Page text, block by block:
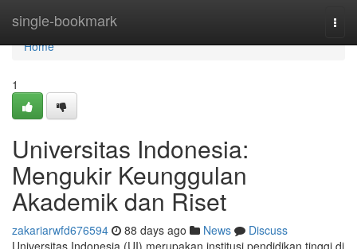
single-bookmark
Home
Home
1
Universitas Indonesia:
Mengukir Keunggulan
Akademik dan Riset
zakariarwfd676594 88 days ago News
Discuss
Universitas Indonesia (UI) merupakan institusi pendidikan tinggi di